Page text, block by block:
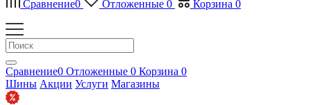
Сравнение0 Отложенные 0 Корзина 0
Сравнение0 Отложенные 0 Корзина 0
Шины Акции Услуги Магазины